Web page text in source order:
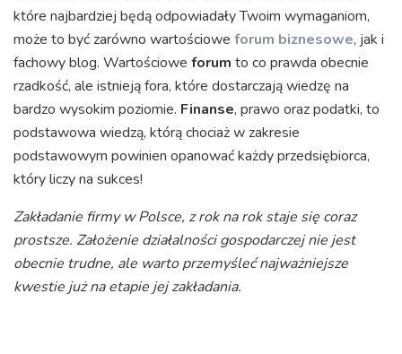
które najbardziej będą odpowiadały Twoim wymaganiom,
może to być zarówno wartościowe forum biznesowe, jak i
fachowy blog. Wartościowe forum to co prawda obecnie
rzadkość, ale istnieją fora, które dostarczają wiedzę na
bardzo wysokim poziomie. Finanse, prawo oraz podatki, to
podstawowa wiedzą, którą chociaż w zakresie
podstawowym powinien opanować każdy przedsiębiorca,
który liczy na sukces!
Zakładanie firmy w Polsce, z rok na rok staje się coraz
prostsze. Założenie działalności gospodarczej nie jest
obecnie trudne, ale warto przemyśleć najważniejsze
kwestie już na etapie jej zakładania.